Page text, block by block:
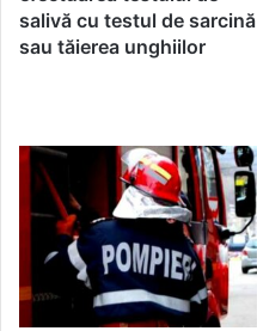
salivă cu testul de sarcină
sau tăierea unghiilor